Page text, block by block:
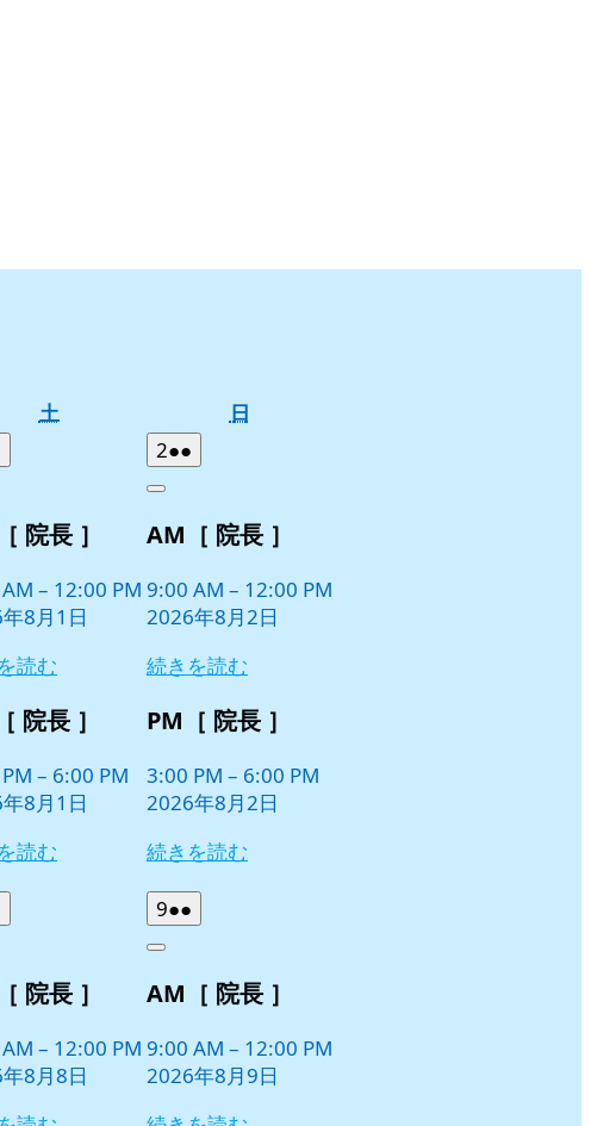
土土
日
件
イ
ン
ト)
院長 ］
– 12:00 PM
8月1日
読む
院長 ］
– 6:00 PM
8月1日
読む
22026
年
月
日
●●
件
イ
ン
ト)
Close
AM［ 院長 ］
9:00 AM – 12:00 PM
2026年8月2日
続きを読む
PM［ 院長 ］
3:00 PM – 6:00 PM
2026年8月2日
続きを読む
件
イ
ン
ト)
院長 ］
– 12:00 PM
8月8日
92026
年
月
日
●●
件
イ
ン
ト)
Close
AM［ 院長 ］
9:00 AM – 12:00 PM
2026年8月9日